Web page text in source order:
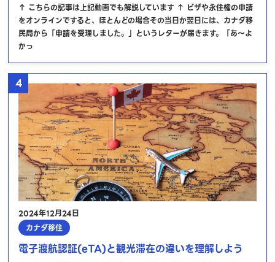
↑ こちらの記事は上記動画でも解説しています ↑ ビザや永住権の申請
をオンラインですると、ほとんどの場合その当日か翌日には、カナダ移
民局から「申請を受理しました。」というレターが届きます。「あ～よ
かっ
4
2024年12月24日
カナダ移住
電子渡航認証(eTA)と観光滞在の違いを理解しよう